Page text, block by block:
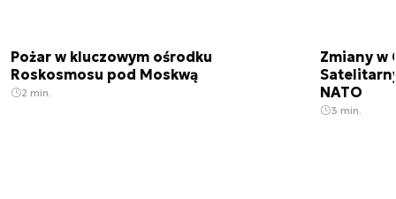
Pożar w kluczowym ośrodku
Roskosmosu pod Moskwą
2 min.
Zmiany w
NATO
3 min.